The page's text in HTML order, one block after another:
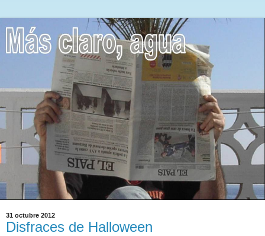
31 octubre 2012
Disfraces de Halloween